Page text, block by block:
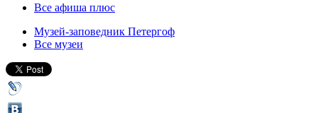
Все афиша плюс
Музей-заповедник Петергоф
Все музеи